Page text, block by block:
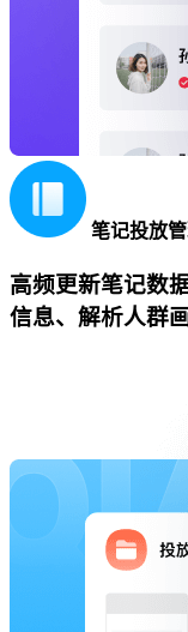
笔记投放
高频更新笔记数
信息、解析人群